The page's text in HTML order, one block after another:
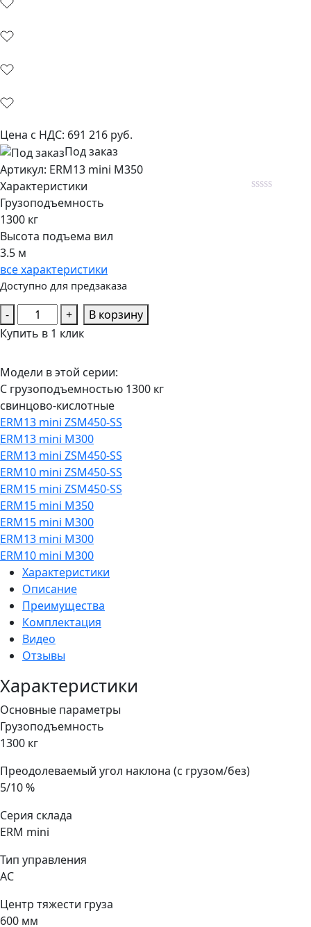
Цена с НДС: 691 216 руб.
Под заказ
Aртикул: ERM13 mini M350
Характеристики
Грузоподъемность
1300 кг
Высота подъема вил
3.5 м
все характеристики
Доступно для предзаказа
-
Количество
товара
погрузчик
электрический
YETT
ERM13
mini
M350
+
В корзину
Купить в 1 клик
Модели в этой серии:
С грузоподъемностью 1300 кг
свинцово-кислотные
ERM13 mini ZSM450-SS
ERM13 mini M300
ERM13 mini ZSM450-SS
ERM10 mini ZSM450-SS
ERM15 mini ZSM450-SS
ERM15 mini M350
ERM15 mini M300
ERM13 mini M300
ERM10 mini M300
Характеристики
Описание
Преимущества
Комплектация
Видео
Отзывы
Характеристики
Основные параметры
Грузоподъемность
1300 кг
Преодолеваемый угол наклона (с грузом/без)
5/10 %
Серия склада
ERM mini
Тип управления
AC
Центр тяжести груза
600 мм